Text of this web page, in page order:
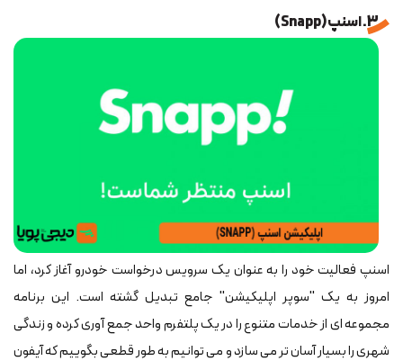
3. اسنپ (Snapp)
اسنپ فعالیت خود را به عنوان یک سرویس درخواست خودرو آغاز کرد، اما
امروز به یک "سوپر اپلیکیشن" جامع تبدیل گشته است. این برنامه
مجموعه ای از خدمات متنوع را در یک پلتفرم واحد جمع آوری کرده و زندگی
شهری را بسیار آسان تر می سازد و می توانیم به طور قطعی بگوییم که آیفون